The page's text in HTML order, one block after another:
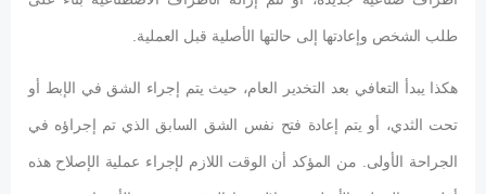
طلب الشخص وإعادتها إلى حالتها الأصلية قبل العملية.
هكذا يبدأ التعافي بعد التخدير العام، حيث يتم إجراء الشق في الإبط أو
تحت الثدي، أو يتم إعادة فتح نفس الشق السابق الذي تم إجراؤه في
الجراحة الأولى. من المؤكد أن الوقت اللازم لإجراء عملية الإصلاح هذه